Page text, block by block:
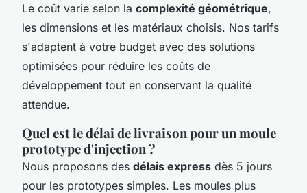
Le coût varie selon la complexité géométrique,
les dimensions et les matériaux choisis. Nos tarifs
s'adaptent à votre budget avec des solutions
optimisées pour réduire les coûts de
développement tout en conservant la qualité
attendue.
Quel est le délai de livraison pour un moule
prototype d'injection ?
Nous proposons des délais express dès 5 jours
pour les prototypes simples. Les moules plus